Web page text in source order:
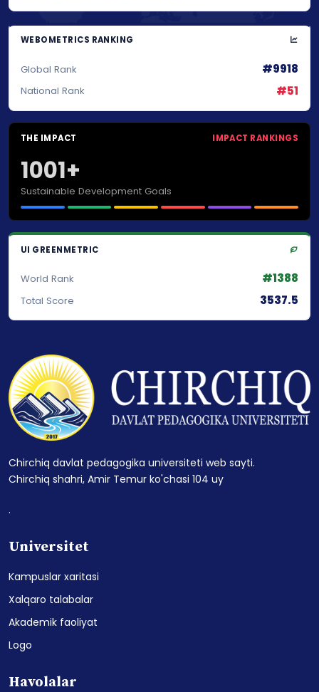
WEBOMETRICS RANKING
Global Rank #9918
National Rank #51
THE IMPACT IMPACT RANKINGS
1001+
Sustainable Development Goals
UI GREENMETRIC
World Rank #1388
Total Score 3537.5
Chirchiq davlat pedagogika universiteti web sayti.
Chirchiq shahri, Amir Temur ko'chasi 104 uy
.
Universitet
Kampuslar xaritasi
Xalqaro talabalar
Akademik faoliyat
Logo
Havolalar